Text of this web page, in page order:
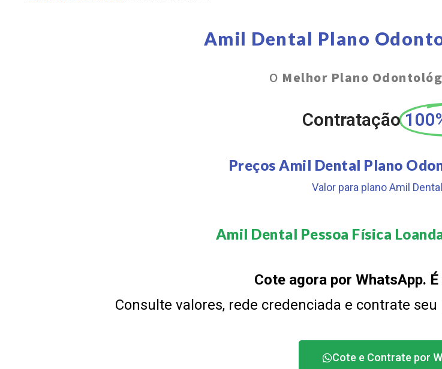
Amil Dental Plano
O Melhor Plano
Contratação
Preços Amil Dental Plano
Valor para plano Amil
Amil Dental Pessoa Física
Cote agora por WhatsApp.
Consulte valores, rede credenciada e contrate
Cote e Contrate por